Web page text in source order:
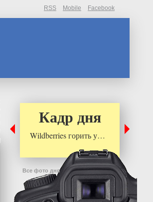
RSS Mobile Facebook
Кадр дня
Wildberries горить у…
Все фото дня